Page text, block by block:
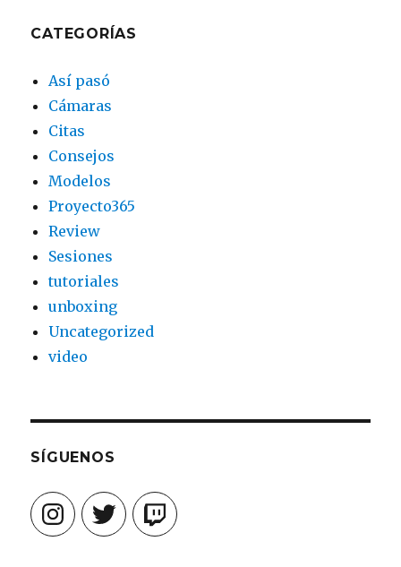
CATEGORÍAS
Así pasó
Cámaras
Citas
Consejos
Modelos
Proyecto365
Review
Sesiones
tutoriales
unboxing
Uncategorized
video
SÍGUENOS
InstagramTwitter Twitch